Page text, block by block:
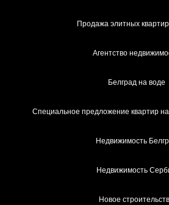
Продажа элитных
Агентство
Белград на воде
Специальное предложение квартир
Недвижимость
Недвижимость
Новое